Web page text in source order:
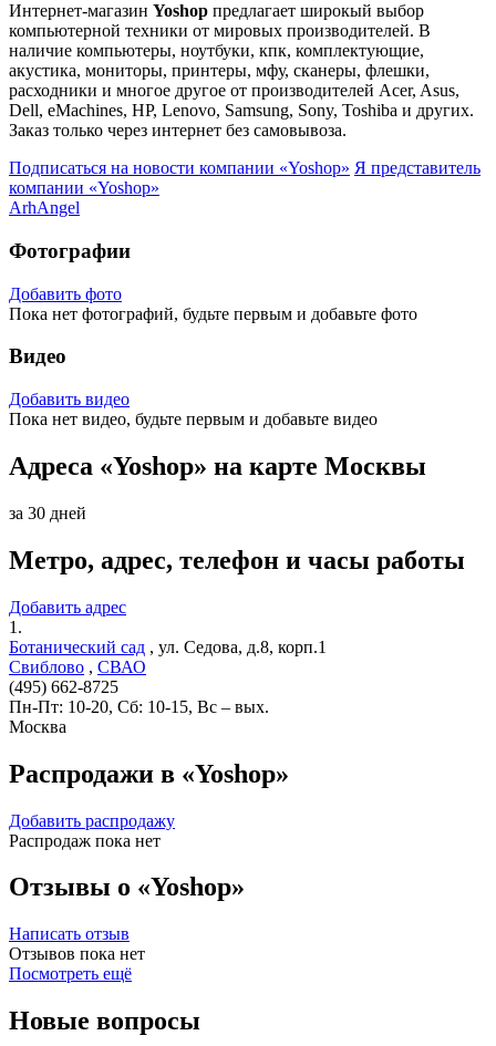
Интернет-магазин Yoshop предлагает широкый выбор
компьютерной техники от мировых производителей. В
наличие компьютеры, ноутбуки, кпк, комплектующие,
акустика, мониторы, принтеры, мфу, сканеры, флешки,
расходники и многое другое от производителей Acer, Asus,
Dell, eMachines, HP, Lenovo, Samsung, Sony, Toshiba и других.
Заказ только через интернет без самовывоза.
Подписаться на новости компании «Yoshop» Я представитель
компании «Yoshop»
ArhAngel
Фотографии
Добавить фото
Пока нет фотографий, будьте первым и добавьте фото
Видео
Добавить видео
Пока нет видео, будьте первым и добавьте видео
Адреса «Yoshop» на карте Москвы
за 30 дней
Метро, адрес, телефон и часы работы
Добавить адрес
1.
Ботанический сад , ул. Седова, д.8, корп.1
Свиблово , СВАО
(495) 662-8725
Пн-Пт: 10-20, Сб: 10-15, Вс – вых.
Москва
Распродажи в «Yoshop»
Добавить распродажу
Распродаж пока нет
Отзывы о «Yoshop»
Написать отзыв
Отзывов пока нет
Посмотреть ещё
Новые вопросы